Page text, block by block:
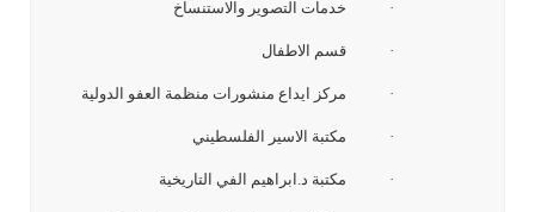
· خدمات التصوير والاستنساخ
· قسم الاطفال
· مركز ايداع منشورات منظمة العفو الدولية
· مكتبة الاسير الفلسطيني
· مكتبة د.ابراهيم الفي التاريخية